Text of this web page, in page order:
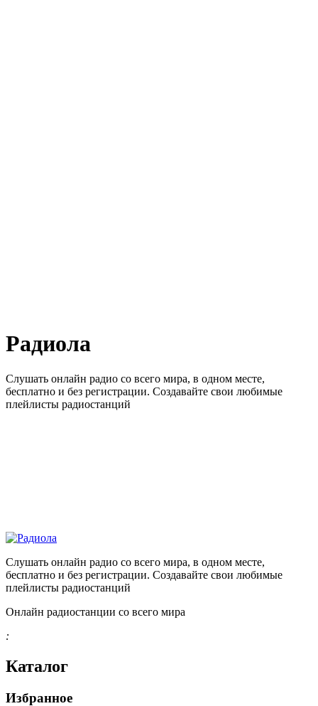
Радиола
Слушать онлайн радио со всего мира, в одном месте,
бесплатно и без регистрации. Создавайте свои любимые
плейлисты радиостанций
Слушать онлайн радио со всего мира, в одном месте,
бесплатно и без регистрации. Создавайте свои любимые
плейлисты радиостанций
Онлайн радиостанции со всего мира
:
Каталог
Избранное